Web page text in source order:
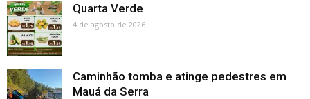
Quarta Verde
4 de agosto de 2026
Caminhão tomba e atinge pedestres em
Mauá da Serra